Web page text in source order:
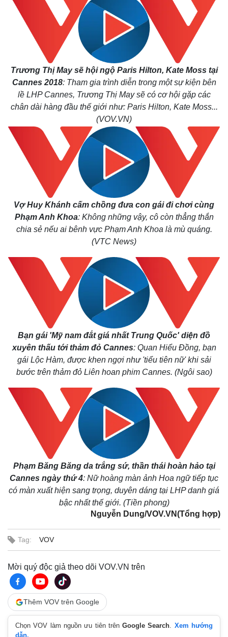
Kinh tế
Khởi nghiệp
Thị trường
Giá vàng
Tiêu dùng
Tỷ giá
Chứng khoán
Giá cà phê
Pháp luật
Vụ án
Tin nóng
Tư vấn luật
Việt Nam
Phân tích
Trương Thị May sẽ hội ngộ Paris Hilton, Kate Moss tại
Cannes 2018: Tham gia trình diễn trong một sự kiện bên
lề LHP Cannes, Trương Thị May sẽ có cơ hội gặp các
chân dài hàng đầu thế giới như: Paris Hilton, Kate Moss...
(VOV.VN)
Vợ Huy Khánh cấm chồng đưa con gái đi chơi cùng
Phạm Anh Khoa: Không những vậy, cô còn thẳng thắn
chia sẻ nếu ai bênh vực Phạm Anh Khoa là mù quáng.
(VTC News)
Bạn gái 'Mỹ nam đắt giá nhất Trung Quốc' diện đồ
xuyên thấu tới thảm đỏ Cannes: Quan Hiểu Đồng, bạn
gái Lộc Hàm, được khen ngợi như 'tiểu tiên nữ' khi sải
bước trên thảm đỏ Liên hoan phim Cannes. (Ngôi sao)
Phạm Băng Băng da trắng sứ, thần thái hoàn hảo tại
Cannes ngày thứ 4: Nữ hoàng màn ảnh Hoa ngữ tiếp tục
có màn xuất hiện sang trọng, duyên dáng tại LHP danh giá
bậc nhất thế giới. (Tiền phong)
Nguyễn Dung/VOV.VN(Tổng hợp)
Tag: VOV
Mời quý độc giả theo dõi VOV.VN trên
Thêm VOV trên Google
Chọn VOV làm nguồn ưu tiên trênGoogle Search. Xem hướng
dẫn.